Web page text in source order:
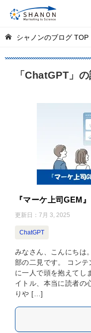
シャノンのブログ TOP
「ChatGPT」
『マーケ上司GEM
更新日： 7月 3, 2025
ChatGPT
みなさん、こんにちは
部の二見です。 コン
に一人で頭を抱えてし
イトル、本当に読者の
りや […]